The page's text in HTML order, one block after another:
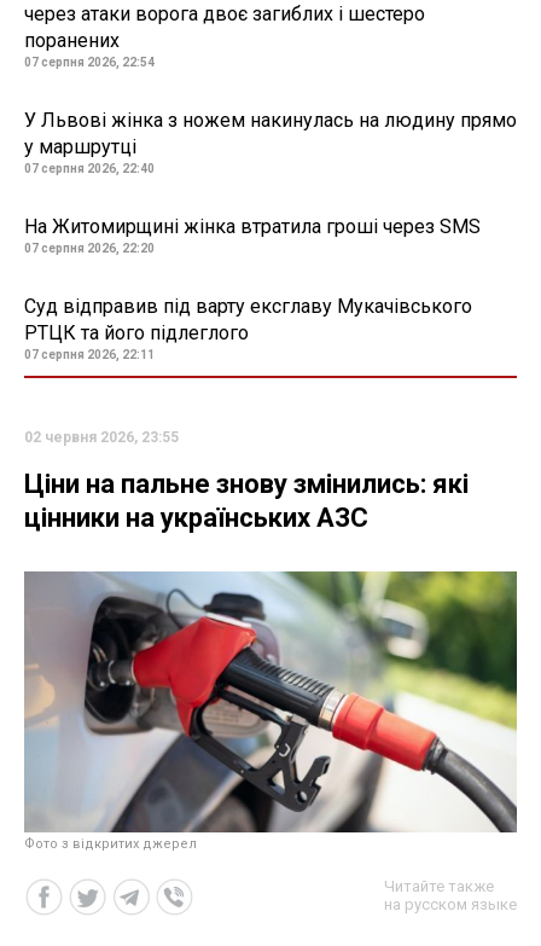
через атаки ворога двоє загиблих і шестеро
поранених
07 серпня 2026, 22:54
У Львові жінка з ножем накинулась на людину прямо
у маршрутці
07 серпня 2026, 22:40
На Житомирщині жінка втратила гроші через SMS
07 серпня 2026, 22:20
Суд відправив під варту ексглаву Мукачівського
РТЦК та його підлеглого
07 серпня 2026, 22:11
02 червня 2026, 23:55
Ціни на пальне знову змінились: які
цінники на українських АЗС
Фото з відкритих джерел
Читайте также
на русском языке